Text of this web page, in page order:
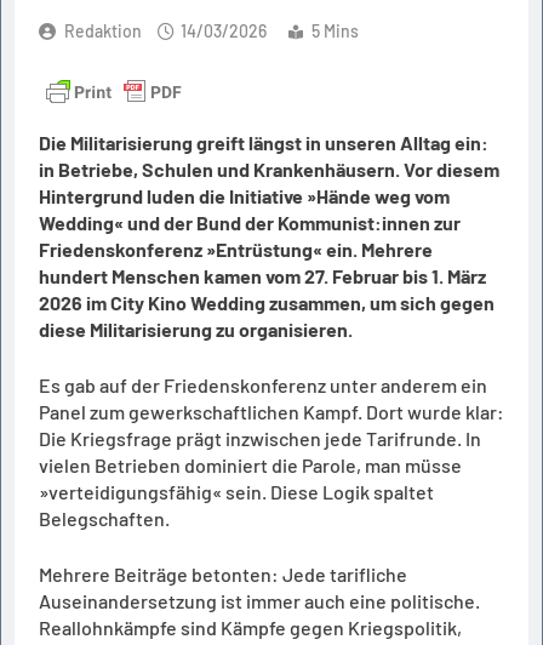
Redaktion 14/03/2026 5 Mins
Die Militarisierung greift längst in unseren Alltag ein:
in Betriebe, Schulen und Krankenhäusern. Vor diesem
Hintergrund luden die Initiative »Hände weg vom
Wedding« und der Bund der Kommunist:innen zur
Friedenskonferenz »Entrüstung« ein. Mehrere
hundert Menschen kamen vom 27. Februar bis 1. März
2026 im City Kino Wedding zusammen, um sich gegen
diese Militarisierung zu organisieren.
Es gab auf der Friedenskonferenz unter anderem ein
Panel zum gewerkschaftlichen Kampf. Dort wurde klar:
Die Kriegsfrage prägt inzwischen jede Tarifrunde. In
vielen Betrieben dominiert die Parole, man müsse
»verteidigungsfähig« sein. Diese Logik spaltet
Belegschaften.
Mehrere Beiträge betonten: Jede tarifliche
Auseinandersetzung ist immer auch eine politische.
Reallohnkämpfe sind Kämpfe gegen Kriegspolitik,